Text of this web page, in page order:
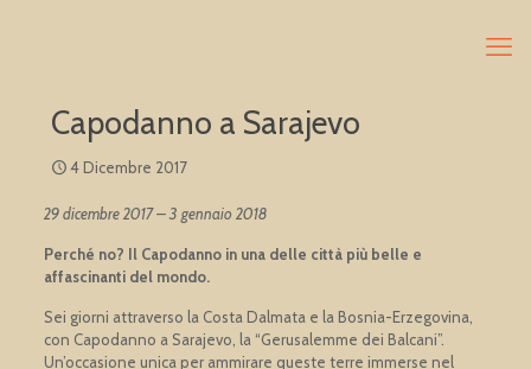
Capodanno a Sarajevo
4 Dicembre 2017
29 dicembre 2017 – 3 gennaio 2018
Perché no? Il Capodanno in una delle città più belle e
affascinanti del mondo.
Sei giorni attraverso la Costa Dalmata e la Bosnia-Erzegovina,
con Capodanno a Sarajevo, la “Gerusalemme dei Balcani”.
Un’occasione unica per ammirare queste terre immerse nel